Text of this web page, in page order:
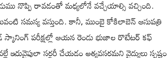
నొప్పి రావడంతో మధ్యలోనే వచ్చేయాల్సి వచ్చింది.
సమస్య వస్తుంది. కానీ, ముంబై కోకిలాబెన్ ఆసుపత్రి
స్కానింగ్ పరీక్షల్లో ఆయన రెండు భుజాల రొటేటర్ కఫ్
ఇరువైపులా సర్జరీ చేయడం అత్యవసరమని వైద్యులు స్పష్టం